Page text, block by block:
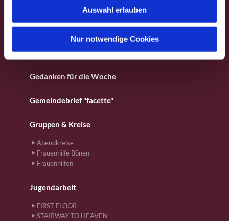
Auswahl erlauben
Nur notwendige Cookies
Für Kinder
Gebete
Gedanken für die Woche
Gemeindebrief "facette"
Gruppen & Kreise
Abendkreise
Frauenhilfe Bönen
Frauenhilfen
Jugendarbeit
FIRST FLOOR
STAIRWAY TO HEAVEN